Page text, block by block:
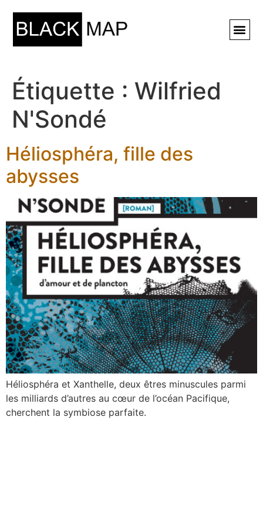
Étiquette : Wilfried
N'Sondé
Héliosphéra, fille des
abysses
Héliosphéra et Xanthelle, deux êtres minuscules parmi
les milliards d’autres au cœur de l’océan Pacifique,
cherchent la symbiose parfaite.